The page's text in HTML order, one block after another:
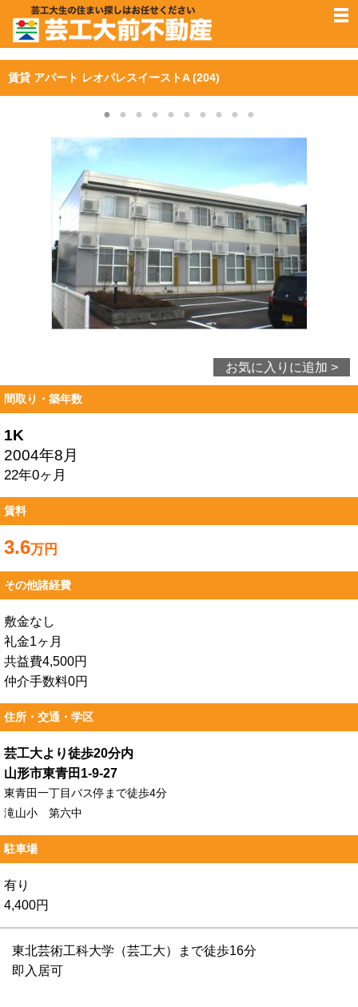
賃貸 アパート レオパレスイーストA (204)
● ● ● ● ● ● ● ● ● ●
お気に入りに追加 >
間取り・築年数
1K
2004年8月
22年0ヶ月
賃料
3.6万円
その他諸経費
敷金なし
礼金1ヶ月
共益費4,500円
仲介手数料0円
住所・交通・学区
芸工大より徒歩20分内
山形市東青田1-9-27
東青田一丁目バス停まで徒歩4分
滝山小 第六中
駐車場
有り
4,400円
東北芸術工科大学（芸工大）まで徒歩16分
即入居可